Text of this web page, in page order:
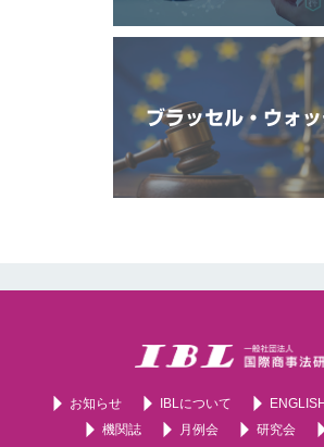
ブラッセル・ウォ
お知らせ IBLについて ENGLISH
機関誌
月例会 研究会